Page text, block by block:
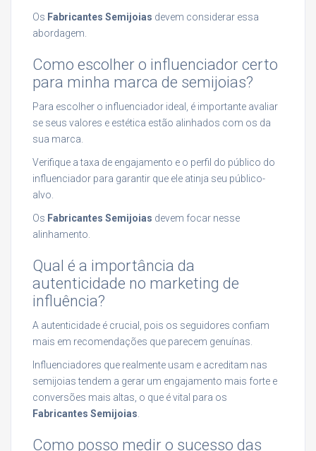
Os Fabricantes Semijoias devem considerar essa
abordagem.
Como escolher o influenciador certo
para minha marca de semijoias?
Para escolher o influenciador ideal, é importante avaliar
se seus valores e estética estão alinhados com os da
sua marca.
Verifique a taxa de engajamento e o perfil do público do
influenciador para garantir que ele atinja seu público-
alvo.
Os Fabricantes Semijoias devem focar nesse
alinhamento.
Qual é a importância da
autenticidade no marketing de
influência?
A autenticidade é crucial, pois os seguidores confiam
mais em recomendações que parecem genuínas.
Influenciadores que realmente usam e acreditam nas
semijoias tendem a gerar um engajamento mais forte e
conversões mais altas, o que é vital para os
Fabricantes Semijoias
Como posso medir o sucesso das